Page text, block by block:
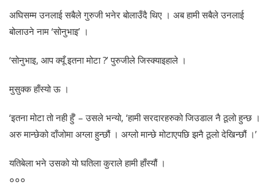
अघिसम्म उनलाई सबैले गुरुजी भनेर बोलाउँदै थिए । अब हामी सबैले उनलाई
बोलाउने नाम ‘सोनुभाइ’ ।
‘सोनुभाइ, आप क्यूँ इतना मोटा ?’ पुरुजीले जिस्क्याइहाले ।
मुसुक्क हाँस्यो ऊ ।
‘इतना मोटा तो नही हुँ’ – उसले भन्यो, ‘हामी सरदारहरुको जिउडाल नै ठूलो हुन्छ ।
अरु मान्छेको दाँजोमा अग्ला हुन्छौं । अग्लो मान्छे मोटाएपछि झनै ठूलो देखिन्छौं ।’
यतिबेला भने उसको यो घतिला कुराले हामी हाँस्यौं ।
०००